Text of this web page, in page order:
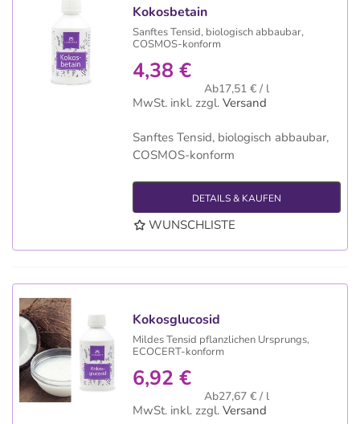
Kokosbetain
Sanftes Tensid, biologisch abbaubar,
COSMOS-konform
4,38 €
Ab17,51 € / l
MwSt. inkl. zzgl. Versand
Sanftes Tensid, biologisch abbaubar,
COSMOS-konform
DETAILS & KAUFEN
WUNSCHLISTE
Kokosglucosid
Mildes Tensid pflanzlichen Ursprungs,
ECOCERT-konform
6,92 €
Ab27,67 € / l
MwSt. inkl. zzgl. Versand